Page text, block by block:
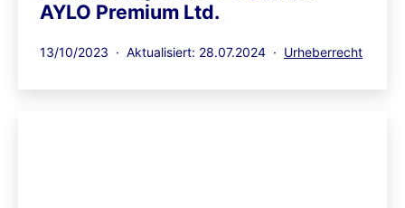
AYLO Premium Ltd.
Veröffentlicht
13/10/2023 Aktualisiert: 28.07.2024
Kategorisiert
Urheberrecht